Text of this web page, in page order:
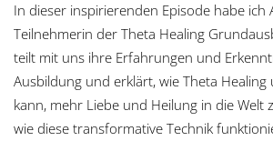
In dieser inspirierenden Episode habe ich
Teilnehmerin der Theta Healing
teilt mit uns ihre Erfahrungen und
Ausbildung und erklärt, wie Theta Healing
kann, mehr Liebe und Heilung in die Welt
wie diese transformative Technik